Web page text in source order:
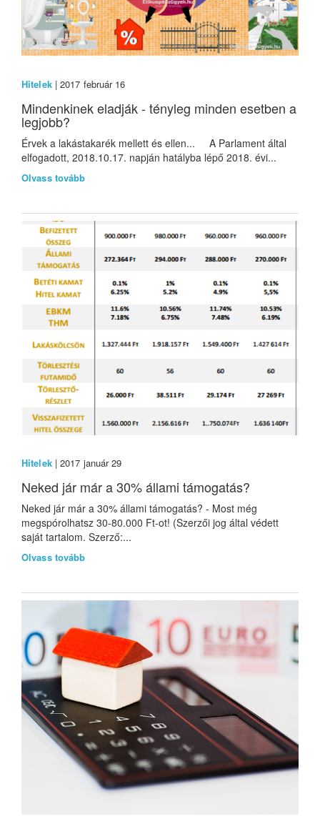
Hitelek| 2017 február 16
Mindenkinek eladják - tényleg minden esetben a
legjobb?
Érvek a lakástakarék mellett és ellen... A Parlament által
elfogadott, 2018.10.17. napján hatályba lépő 2018. évi...
Olvass tovább
Hitelek| 2017 január 29
Neked jár már a 30% állami támogatás?
Neked jár már a 30% állami támogatás? - Most még
megspórolhatsz 30-80.000 Ft-ot! (Szerzői jog által védett
saját tartalom. Szerző:...
Olvass tovább